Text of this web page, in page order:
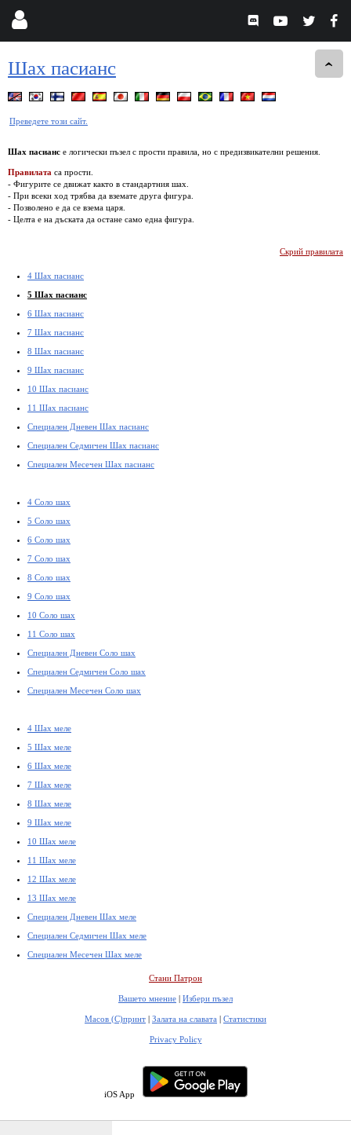
Шах пасианс
Преведете този сайт.
Шах пасианс е логически пъзел с прости правила, но с предизвикателни решения.
Правилата са прости.
- Фигурите се движат както в стандартния шах.
- При всеки ход трябва да вземате друга фигура.
- Позволено е да се взема царя.
- Целта е на дъската да остане само една фигура.
Скрий правилата
4 Шах пасианс
5 Шах пасианс
6 Шах пасианс
7 Шах пасианс
8 Шах пасианс
9 Шах пасианс
10 Шах пасианс
11 Шах пасианс
Специален Дневен Шах пасианс
Специален Седмичен Шах пасианс
Специален Месечен Шах пасианс
4 Соло шах
5 Соло шах
6 Соло шах
7 Соло шах
8 Соло шах
9 Соло шах
10 Соло шах
11 Соло шах
Специален Дневен Соло шах
Специален Седмичен Соло шах
Специален Месечен Соло шах
4 Шах меле
5 Шах меле
6 Шах меле
7 Шах меле
8 Шах меле
9 Шах меле
10 Шах меле
11 Шах меле
12 Шах меле
13 Шах меле
Специален Дневен Шах меле
Специален Седмичен Шах меле
Специален Месечен Шах меле
Стани Патрон
Вашето мнение | Избери пъзел
Масов (С)принт | Залата на славата | Статистики
Privacy Policy
iOS App